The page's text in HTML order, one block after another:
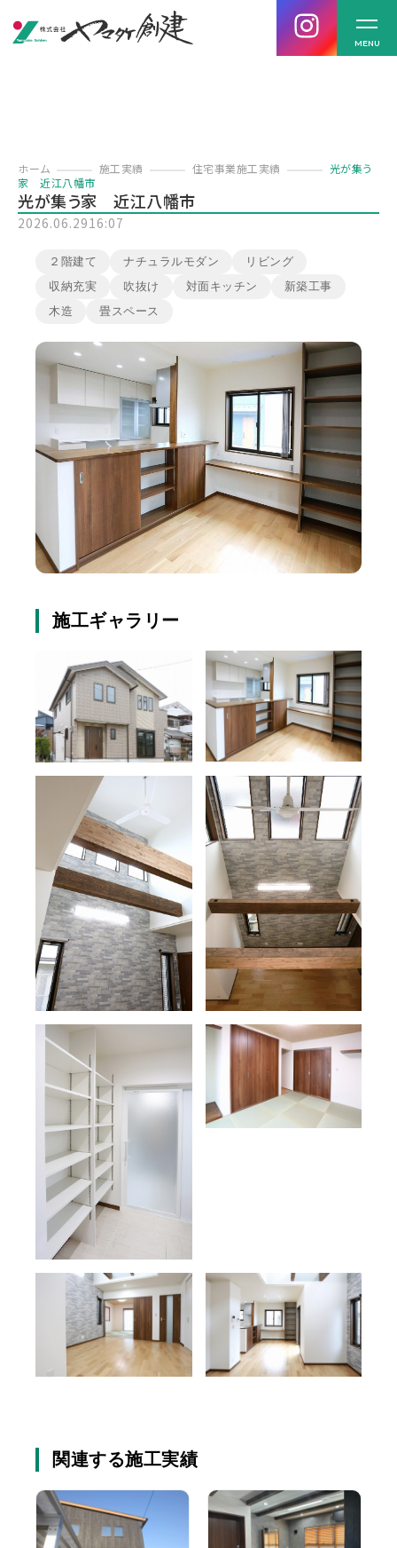
MENU
ホーム 施工実績 住宅事業施工実績
光が集う
家 近江八幡市
光が集う家 近江八幡市
2026.06.2916:07
２階建て ナチュラルモダン
リビング
収納充実
吹抜け 対面キッチン
新築工事
木造
畳スペース
施工ギャラリー
関連する施工実績